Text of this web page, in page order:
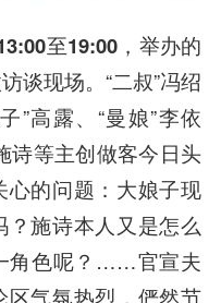
至19:00，举办的
谈现场。“二叔”冯绍
”高露、“曼娘”李依
诗等主创做客今日头
的问题：大娘子现
施诗本人又是怎么
角色呢？……官宣夫
气氛热烈，俨然节